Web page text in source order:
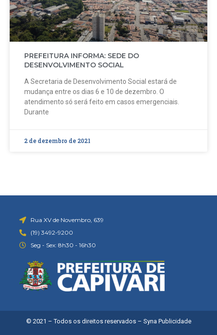
PREFEITURA INFORMA: SEDE DO
DESENVOLVIMENTO SOCIAL
A Secretaria de Desenvolvimento Social estará de
mudança entre os dias 6 e 10 de dezembro. O
atendimento só será feito em casos emergenciais.
Durante
2 de dezembro de 2021
Rua XV de Novembro, 639
(19) 3492-9200
Seg - Sex: 8h30 - 16h30
© 2021 – Todos os direitos reservados – Syna Publicidade